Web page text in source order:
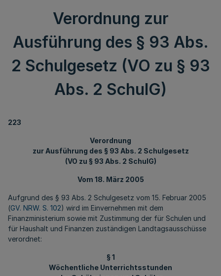
Verordnung zur
Ausführung des § 93 Abs.
2 Schulgesetz (VO zu § 93
Abs. 2 SchulG)
223
Verordnung
zur Ausführung des § 93 Abs. 2 Schulgesetz
(VO zu § 93 Abs. 2 SchulG)
Vom 18. März 2005
Aufgrund des § 93 Abs. 2 Schulgesetz vom 15. Februar 2005
(GV. NRW. S. 102) wird im Einvernehmen mit dem
Finanzministerium sowie mit Zustimmung der für Schulen und
für Haushalt und Finanzen zuständigen Landtagsausschüsse
verordnet:
§ 1
Wöchentliche Unterrichtsstunden